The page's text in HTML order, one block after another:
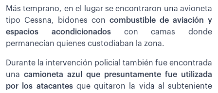
Más temprano, en el lugar se encontraron una avioneta
tipo Cessna, bidones con combustible de aviación y
espacios acondicionados con camas donde
permanecían quienes custodiaban la zona.
Durante la intervención policial también fue encontrada
una camioneta azul que presuntamente fue utilizada
por los atacantes que quitaron la vida al subteniente